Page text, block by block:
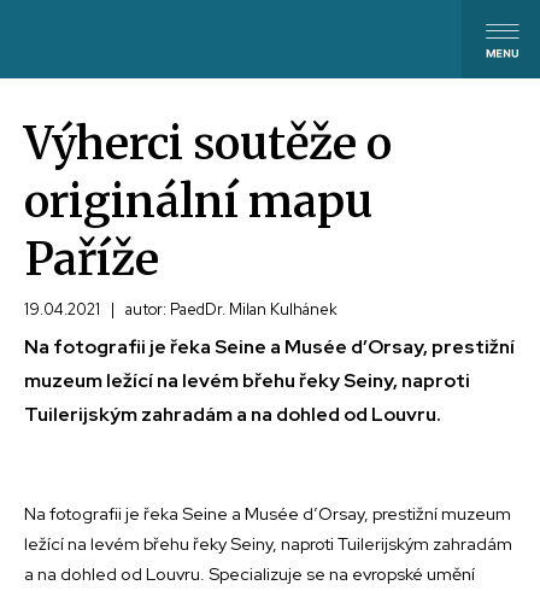
Výherci soutěže o
originální mapu
Paříže
19.04.2021 | autor: PaedDr. Milan Kulhánek
Na fotografii je řeka Seine a Musée d′Orsay, prestižní
muzeum ležící na levém břehu řeky Seiny, naproti
Tuilerijským zahradám a na dohled od Louvru.
Na fotografii je řeka Seine a Musée d′Orsay, prestižní muzeum
ležící na levém břehu řeky Seiny, naproti Tuilerijským zahradám
a na dohled od Louvru. Specializuje se na evropské umění